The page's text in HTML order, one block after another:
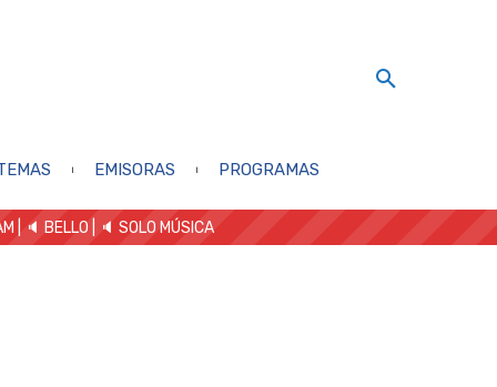
EMISORAS PROGRAMAS
| 🔈 BELLO 🔈 SOLO MÚSICA